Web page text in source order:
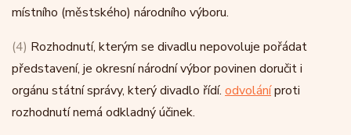
místního (městského) národního výboru.
(4) Rozhodnutí, kterým se divadlu nepovoluje pořádat
představení, je okresní národní výbor povinen doručit i
orgánu státní správy, který divadlo řídí. odvoláníproti
rozhodnutí nemá odkladný účinek.